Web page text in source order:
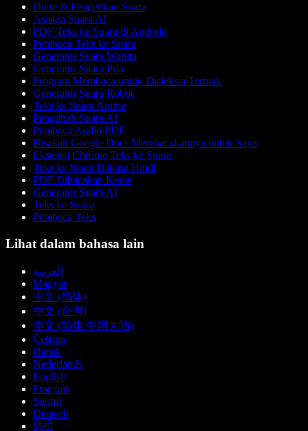
Dikte & Pengetikan Suara
Asisten Suara AI
PDF Teks ke Suara di Android
Pembaca Teks ke Suara
Generator Suara Wanita
Generator Suara Pria
Program Membaca untuk Disleksia Terbaik
Generator Suara Robot
Teks ke Suara Anime
Pengubah Suara AI
Pembaca Audio PDF
Bisakah Google Docs Membacakannya untuk Saya
Ekstensi Chrome Teks ke Suara
Teks ke Suara Bahasa Hindi
PDF Dibacakan Keras
Generator Suara AI
Teks ke Suara
Pembaca Teks
Lihat dalam bahasa lain
العربية
Magyar
中文 (简体)
中文 (台灣)
中文 (简体 中国大陆)
Čeština
Dansk
Nederlands
English
Français
Suomi
Deutsch
हिन्दी